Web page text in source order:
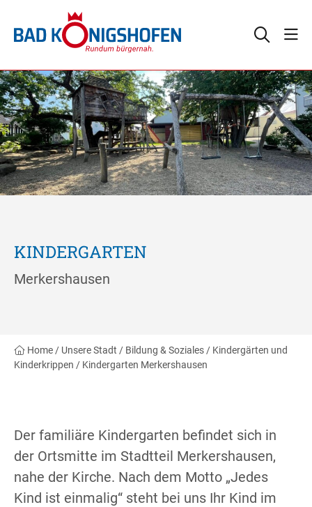
KINDERGARTEN
Merkershausen
Home / Unsere Stadt / Bildung & Soziales / Kindergärten und
Kinderkrippen / Kindergarten Merkershausen
Der familiäre Kindergarten befindet sich in
der Ortsmitte im Stadtteil Merkershausen,
nahe der Kirche. Nach dem Motto „Jedes
Kind ist einmalig“ steht bei uns Ihr Kind im